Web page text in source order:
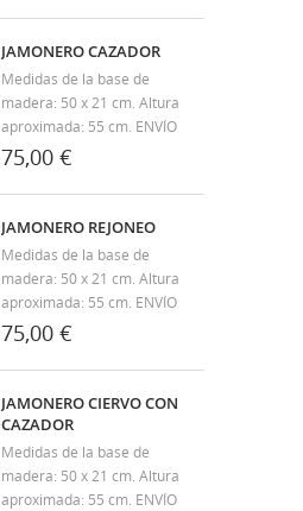
Campos llevamos más de 30
años dedicándonos a la
artesanía y fabricación de
productos en forja. Nuestros
artículos aúnan el diseño y...
JAMONERO CAZADOR
Medidas de la base de
madera: 50 x 21 cm. Altura
aproximada: 55 cm. ENVÍO
GRATIS A TODA LA
PENÍNSULA. Desde Forja
Campos llevamos más de 30
años dedicándonos a la
artesanía y fabricación de
productos en forja. Nuestros
artículos aúnan el diseño y...
75,00 €
JAMONERO REJONEO
Medidas de la base de
madera: 50 x 21 cm. Altura
aproximada: 55 cm. ENVÍO
GRATIS A TODA LA
PENÍNSULA. Desde Forja
Campos llevamos más de 30
años dedicándonos a la
artesanía y fabricación de
productos en forja. Nuestros
artículos aúnan el diseño y...
75,00 €
JAMONERO CIERVO CON
CAZADOR
Medidas de la base de
madera: 50 x 21 cm. Altura
aproximada: 55 cm. ENVÍO